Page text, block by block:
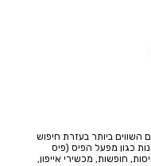
ביותר בעזרת חיפוש
כגון מפעל הפיס (פיס
חופשות, מכשירי אייפון,